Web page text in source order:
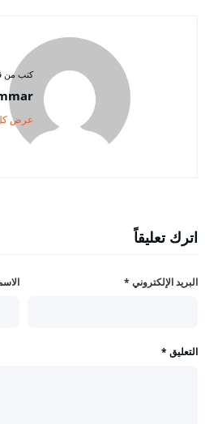
كتب من
عرض
اترك تعليقاً
البريد الإلكتروني *
التعليق *